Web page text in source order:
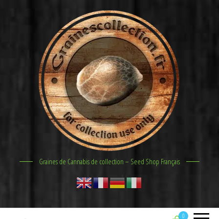
Graines de Cannabis de collection – Seed Shop Français
0